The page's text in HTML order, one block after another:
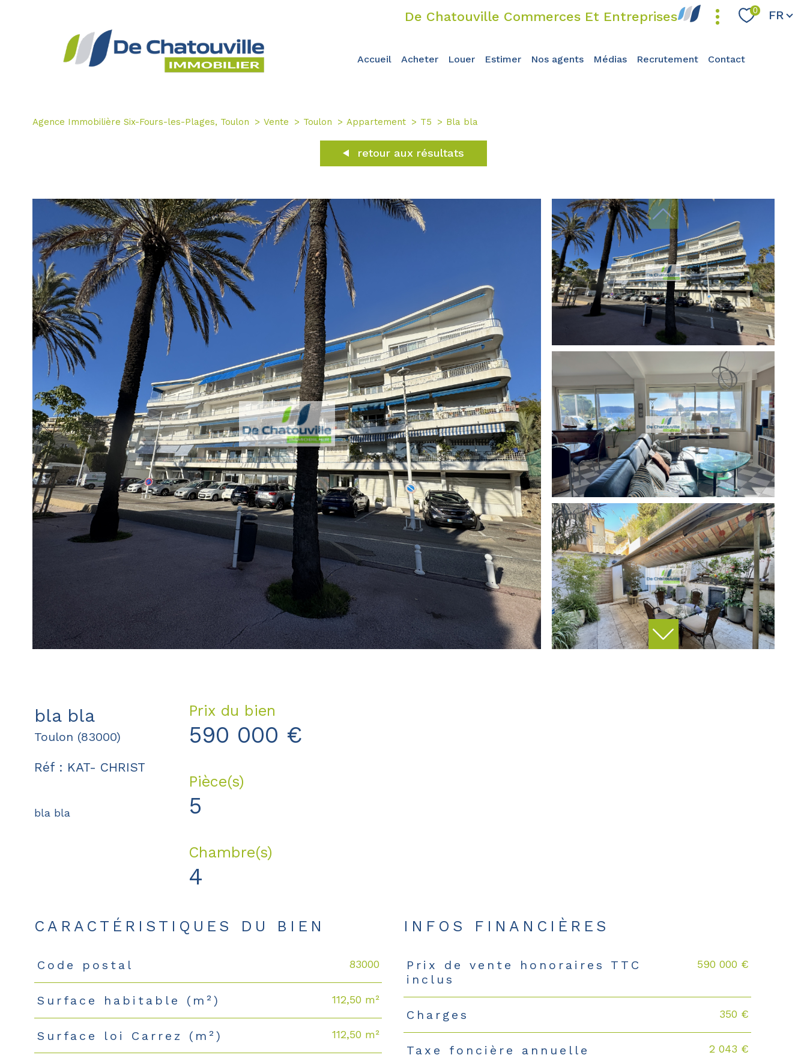
De Chatouville Commerces Et Entreprises 0 FR
accueil acheter louer estimer nos agents médias recrutement contact
Agence Immobilière Six-Fours-les-Plages, Toulon Vente Toulon Appartement T5 Bla bla
retour aux résultats
bla bla
Toulon (83000)
Réf : KAT- CHRIST
bla bla
Prix du bien
590 000 €
Pièce(s)
5
Chambre(s)
4
CARACTÉRISTIQUES DU BIEN
Caractéristiques Valeurs
Code postal 83000
Surface habitable (m²) 112,50 m²
Surface loi Carrez (m²) 112,50 m²
INFOS FINANCIÈRES
Caractéristiques Valeurs
Prix de vente honoraires TTC
inclus
590 000 €
Charges 350 €
Taxe foncière annuelle 2 043 €